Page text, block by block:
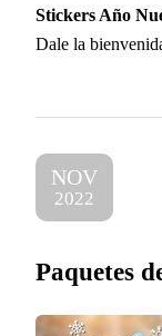
Stickers Año
Dale la
NOV
2022
Paquetes